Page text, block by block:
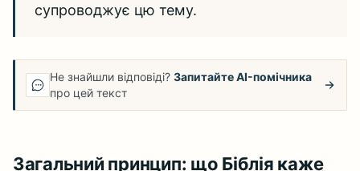
супроводжує цю тему.
Не знайшли відповіді? Запитайте AI-помічника
про цей текст
Загальний принцип: що Біблія каже